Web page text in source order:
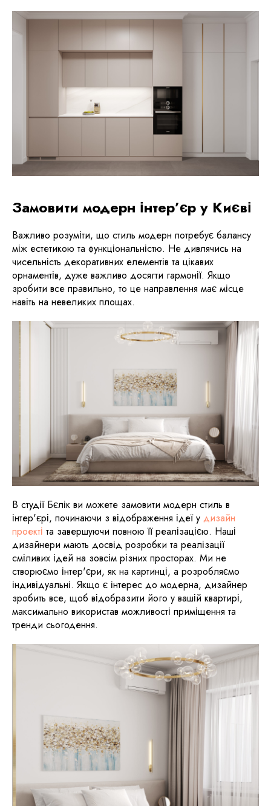
Замовити модерн інтер’єр у Києві
Важливо розуміти, що стиль модерн потребує балансу
між естетикою та функціональністю. Не дивлячись на
чисельність декоративних елементів та цікавих
орнаментів, дуже важливо досягти гармонії. Якщо
зробити все правильно, то це направлення має місце
навіть на невеликих площах.
В студії Бєлік ви можете замовити модерн стиль в
інтер'єрі, починаючи з відображення ідеї у дизайн
проекті та завершуючи повною її реалізацією. Наші
дизайнери мають досвід розробки та реалізації
сміливих ідей на зовсім різних просторах. Ми не
створюємо інтер'єри, як на картинці, а розробляємо
індивідуальні. Якщо є інтерес до модерна, дизайнер
зробить все, щоб відобразити його у вашій квартирі,
максимально використав можливості приміщення та
тренди сьогодення.